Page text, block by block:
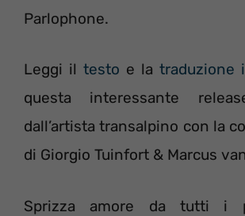
Parlophone.
Leggi il testo e la traduzione
questa interessante
dall’artista transalpino con la
di Giorgio Tuinfort & Marcus
Sprizza amore da tutti i